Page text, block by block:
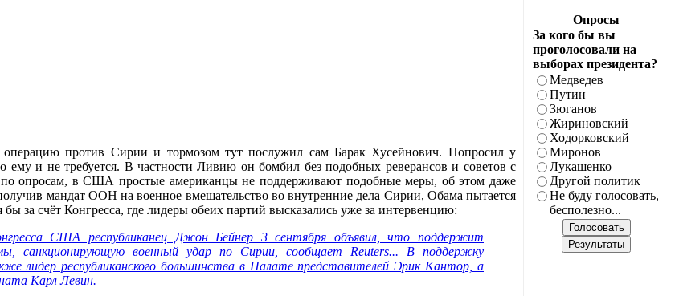
против Сирии и тормозом тут послужил сам Барак Хусейнович. Попросил у
ему и не требуется. В частности Ливию он бомбил без подобных реверансов и советов с
опросам, в США простые американцы не поддерживают подобные меры, об этом даже
мандат ООН на военное вмешательство во внутренние дела Сирии, Обама пытается
за счёт Конгресса, где лидеры обеих партий высказались уже за интервенцию:
США республиканец Джон Бейнер 3 сентября объявил, что поддержит
санкционирующую военный удар по Сирии, сообщает Reuters... В поддержку
лидер республиканского большинства в Палате представителей Эрик Кантор, а
Карл Левин.
Опросы
За кого бы вы
проголосовали на
выборах президента?
Медведев
Путин
Зюганов
Жириновский
Ходорковский
Миронов
Лукашенко
Другой политик
Не буду голосовать,
бесполезно...